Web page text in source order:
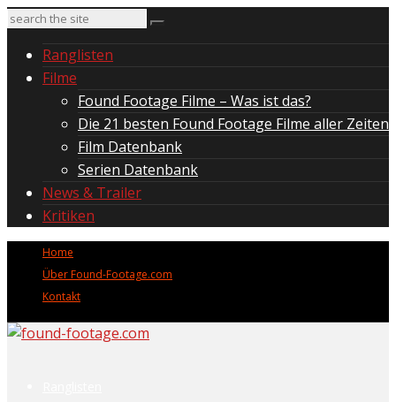
Ranglisten
Filme
Found Footage Filme – Was ist das?
Die 21 besten Found Footage Filme aller Zeiten
Film Datenbank
Serien Datenbank
News & Trailer
Kritiken
Home
Über Found-Footage.com
Kontakt